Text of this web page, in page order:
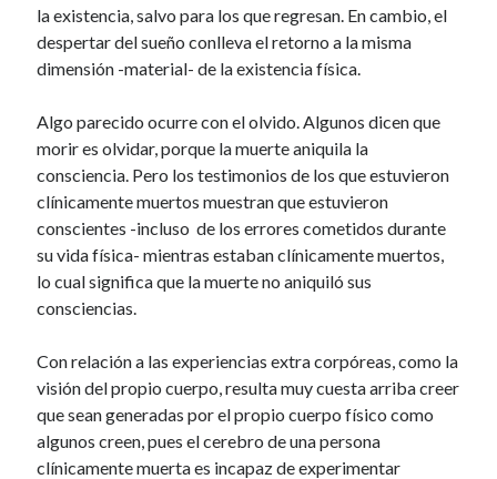
la existencia, salvo para los que regresan. En cambio, el
despertar del sueño conlleva el retorno a la misma
dimensión -material- de la existencia física.
Algo parecido ocurre con el olvido. Algunos dicen que
morir es olvidar, porque la muerte aniquila la
consciencia. Pero los testimonios de los que estuvieron
clínicamente muertos muestran que estuvieron
conscientes -incluso de los errores cometidos durante
su vida física- mientras estaban clínicamente muertos,
lo cual significa que la muerte no aniquiló sus
consciencias.
Con relación a las experiencias extra corpóreas, como la
visión del propio cuerpo, resulta muy cuesta arriba creer
que sean generadas por el propio cuerpo físico como
algunos creen, pues el cerebro de una persona
clínicamente muerta es incapaz de experimentar